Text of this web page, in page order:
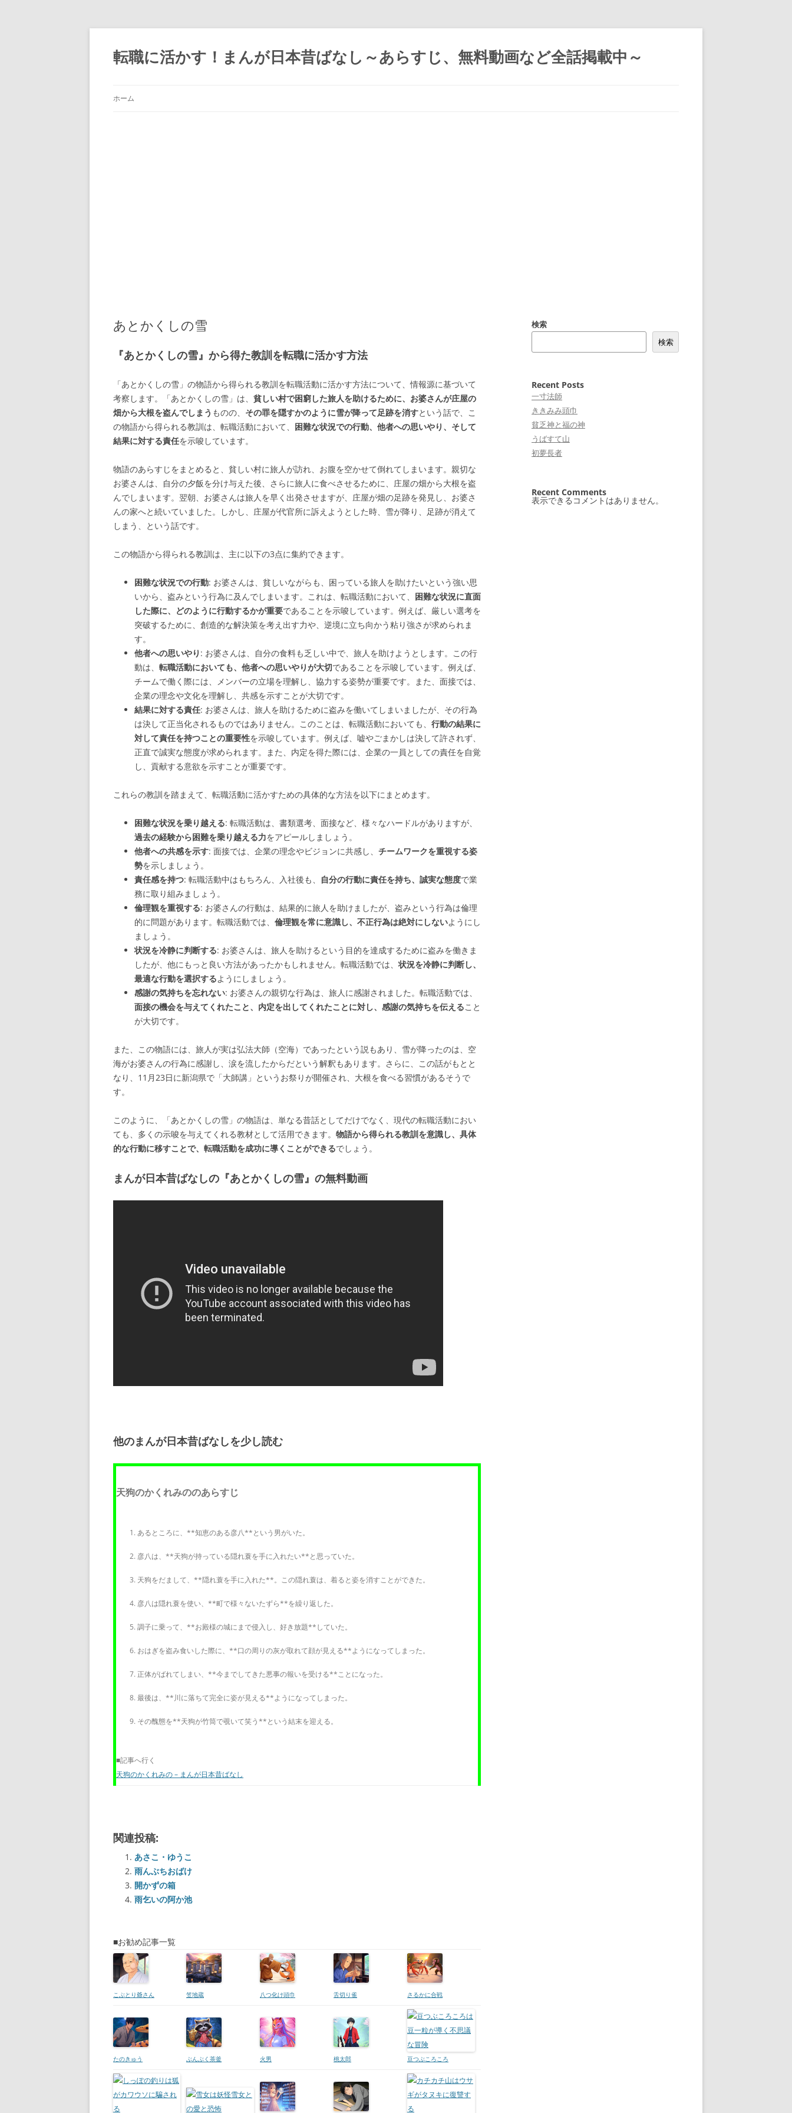
転職に活かす！まんが日本昔ばなし～あらすじ、無料動画など全話掲載中～
ホーム
あとかくしの雪
『あとかくしの雪』から得た教訓を転職に活かす方法
「あとかくしの雪」の物語から得られる教訓を転職活動に活かす方法について、情報源に基づいて
考察します。「あとかくしの雪」は、 貧しい村で困窮した旅人を助けるために、お婆さんが庄屋の
畑から大根を盗んでしまう ものの、 その罪を隠すかのように雪が降って足跡を消すという話で、こ
の物語から得られる教訓は、転職活動において、 困難な状況での行動、他者への思いやり、そして
結果に対する責任を示唆しています。
物語のあらすじをまとめると、貧しい村に旅人が訪れ、お腹を空かせて倒れてしまいます。親切な
お婆さんは、自分の夕飯を分け与えた後、さらに旅人に食べさせるために、庄屋の畑から大根を盗
んでしまいます。翌朝、お婆さんは旅人を早く出発させますが、庄屋が畑の足跡を発見し、お婆さ
んの家へと続いていました。しかし、庄屋が代官所に訴えようとした時、雪が降り、足跡が消えて
しまう、という話です。
この物語から得られる教訓は、主に以下の3点に集約できます。
困難な状況での行動: お婆さんは、貧しいながらも、困っている旅人を助けたいという強い思
いから、盗みという行為に及んでしまいます。これは、転職活動において、 困難な状況に直面
した際に、どのように行動するかが重要であることを示唆しています。例えば、厳しい選考を
突破するために、創造的な解決策を考え出す力や、逆境に立ち向かう粘り強さが求められま
す。
他者への思いやり : お婆さんは、自分の食料も乏しい中で、旅人を助けようとします。この行
動は、 転職活動においても、他者への思いやりが大切であることを示唆しています。例えば、
チームで働く際には、メンバーの立場を理解し、協力する姿勢が重要です。また、面接では、
企業の理念や文化を理解し、共感を示すことが大切です。
結果に対する責任: お婆さんは、旅人を助けるために盗みを働いてしまいましたが、その行為
は決して正当化されるものではありません。このことは、転職活動においても、 行動の結果に
対して責任を持つことの重要性を示唆しています。例えば、嘘やごまかしは決して許されず、
正直で誠実な態度が求められます。また、内定を得た際には、企業の一員としての責任を自覚
し、貢献する意欲を示すことが重要です。
これらの教訓を踏まえて、転職活動に活かすための具体的な方法を以下にまとめます。
困難な状況を乗り越える: 転職活動は、書類選考、面接など、様々なハードルがありますが、
過去の経験から困難を乗り越える力をアピールしましょう。
他者への共感を示す: 面接では、企業の理念やビジョンに共感し、 チームワークを重視する姿
勢を示しましょう。
責任感を持つ: 転職活動中はもちろん、入社後も、 自分の行動に責任を持ち、誠実な態度で業
務に取り組みましょう。
倫理観を重視する: お婆さんの行動は、結果的に旅人を助けましたが、盗みという行為は倫理
的に問題があります。転職活動では、 倫理観を常に意識し、不正行為は絶対にしないようにし
ましょう。
状況を冷静に判断する: お婆さんは、旅人を助けるという目的を達成するために盗みを働きま
したが、他にもっと良い方法があったかもしれません。転職活動では、状況を冷静に判断し、
最適な行動を選択するようにしましょう。
感謝の気持ちを忘れない: お婆さんの親切な行為は、旅人に感謝されました。転職活動では、
面接の機会を与えてくれたこと、内定を出してくれたことに対し、感謝の気持ちを伝えること
が大切です。
また、この物語には、旅人が実は弘法大師（空海）であったという説もあり、雪が降ったのは、空
海がお婆さんの行為に感謝し、涙を流したからだという解釈もあります。さらに、この話がもとと
なり、11月23日に新潟県で「大師講」というお祭りが開催され、大根を食べる習慣があるそうで
す。
このように、「あとかくしの雪」の物語は、単なる昔話としてだけでなく、現代の転職活動におい
ても、多くの示唆を与えてくれる教材として活用できます。 物語から得られる教訓を意識し、具体
的な行動に移すことで、転職活動を成功に導くことができるでしょう。
まんが日本昔ばなしの『あとかくしの雪』の無料動画
他のまんが日本昔ばなしを少し読む
天狗のかくれみののあらすじ
あるところに、**知恵のある彦八**という男がいた。
彦八は、**天狗が持っている隠れ蓑を手に入れたい**と思っていた。
天狗をだまして、**隠れ蓑を手に入れた**。この隠れ蓑は、着ると姿を消すことができた。
彦八は隠れ蓑を使い、**町で様々ないたずら**を繰り返した。
調子に乗って、**お殿様の城にまで侵入し、好き放題**していた。
おはぎを盗み食いした際に、**口の周りの灰が取れて顔が見える**ようになってしまった。
正体がばれてしまい、**今までしてきた悪事の報いを受ける**ことになった。
最後は、**川に落ちて完全に姿が見える**ようになってしまった。
その醜態を**天狗が竹筒で覗いて笑う**という結末を迎える。
■記事へ行く
天狗のかくれみの – まんが日本昔ばなし
関連投稿:
あさこ・ゆうこ
雨んぶちおばけ
開かずの箱
雨乞いの阿か池
■お勧め記事一覧
こぶとり爺さん 笠地蔵 八つ化け頭巾 舌切り雀 さるかに合戦
たのきゅう ぶんぶく茶釜 火男 桃太郎 豆つぶころころ
検索
検索
Recent Posts
一寸法師
ききみみ頭巾
貧乏神と福の神
うばすて山
初夢長者
Recent Comments
表示できるコメントはありません。